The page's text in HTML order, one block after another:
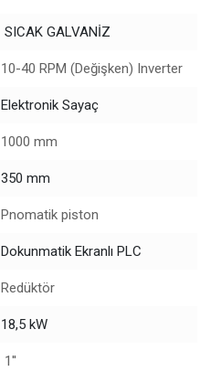
SICAK GALVANİZ
10-40 RPM (Değişken) Inverter
Elektronik Sayaç
1000 mm
350 mm
Pnomatik piston
Dokunmatik Ekranlı PLC
Redüktör
18,5 kW
1''